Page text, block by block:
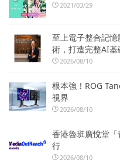
2021/03/29
至上電子整合記
術，打造完整AI
2026/08/10
根本強！ROG
視界
2026/08/10
香港魯班廣悅堂
行
2026/08/10